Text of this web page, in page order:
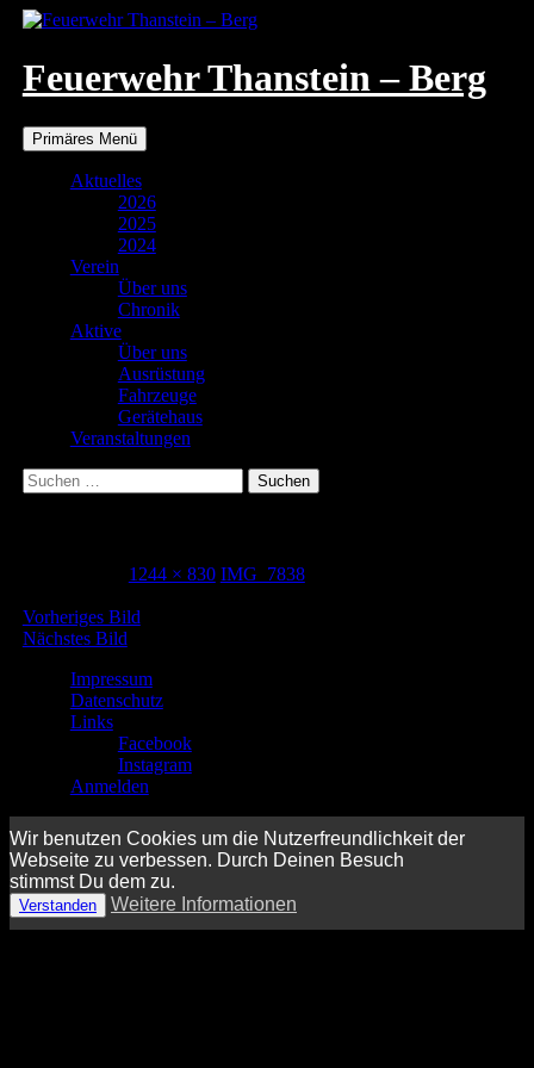
Zum
springen
Feuerwehr Thanstein – Berg
Suchen
Primäres Menü
Aktuelles
2026
2025
2024
Verein
Über uns
Chronik
Aktive
Über uns
Ausrüstung
Fahrzeuge
Gerätehaus
Veranstaltungen
Suchen
nach:
1244 × 830 IMG_7838
Vorheriges Bild
Nächstes Bild
Impressum
Datenschutz
Links
Facebook
Instagram
Anmelden
Wir benutzen Cookies um die Nutzerfreundlichkeit der
Webseite zu verbessen. Durch Deinen Besuch
stimmst Du dem zu.
Verstanden Weitere Informationen